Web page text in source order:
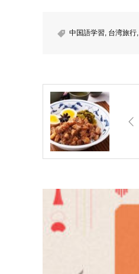
中国語学習, 台湾旅行,